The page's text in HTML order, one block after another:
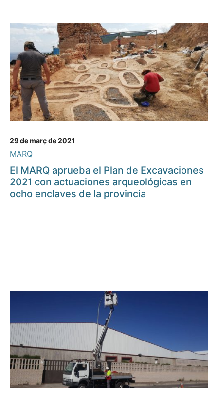
29 de març de 2021
MARQ
El MARQ aprueba el Plan de Excavaciones
2021 con actuaciones arqueológicas en
ocho enclaves de la provincia